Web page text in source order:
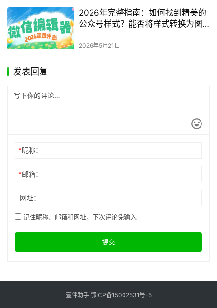
2026年完整指南：如何找到精美的
公众号样式？能否将样式转换为图
2026年5月21日
发表回复
*昵称：
*邮箱：
网址：
记住昵称、邮箱和网址，下次评论免输入
提交
壹伴助手 鄂ICP备15002531号-5